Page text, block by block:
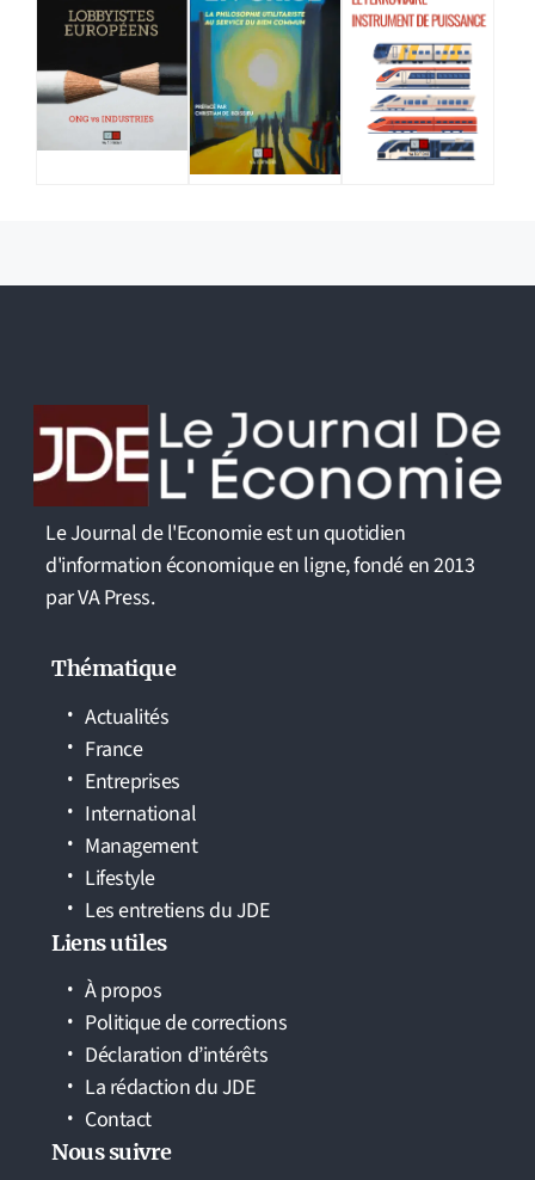
Le Journal de l'Economie est un quotidien
d'information économique en ligne, fondé en 2013
par VA Press.
Thématique
Actualités
France
Entreprises
International
Management
Lifestyle
Les entretiens du JDE
Liens utiles
À propos
Politique de corrections
Déclaration d’intérêts
La rédaction du JDE
Contact
Nous suivre